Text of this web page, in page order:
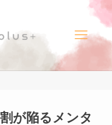
が陥るメンタ